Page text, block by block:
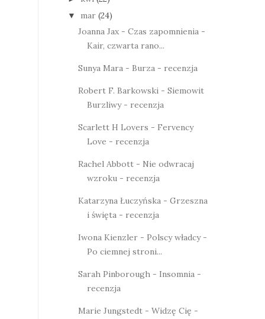
▼ mar (24)
Joanna Jax - Czas zapomnienia -
Kair, czwarta rano...
Sunya Mara - Burza - recenzja
Robert F. Barkowski - Siemowit
Burzliwy - recenzja
Scarlett H Lovers - Fervency
Love - recenzja
Rachel Abbott - Nie odwracaj
wzroku - recenzja
Katarzyna Łuczyńska - Grzeszna
i święta - recenzja
Iwona Kienzler - Polscy władcy -
Po ciemnej stroni...
Sarah Pinborough - Insomnia -
recenzja
Marie Jungstedt - Widzę Cię -